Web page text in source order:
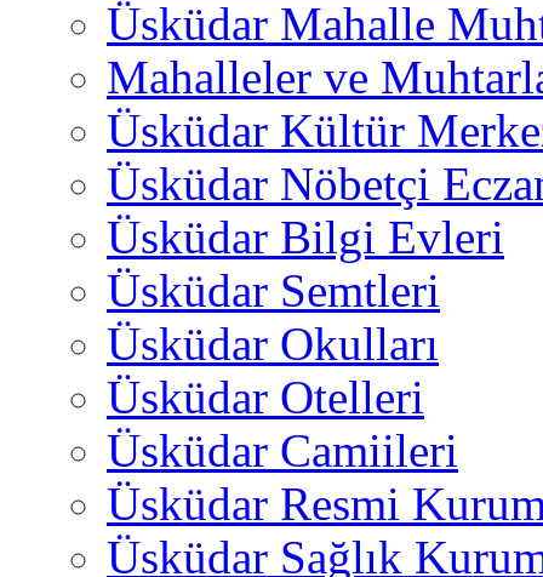
Üsküdar Mahalle
Mahalleler ve
Üsküdar Kültür
Üsküdar Nöbetçi
Üsküdar Bilgi Evleri
Üsküdar Semtleri
Üsküdar Okulları
Üsküdar Otelleri
Üsküdar Camiileri
Üsküdar Resmi
Üsküdar Sağlık